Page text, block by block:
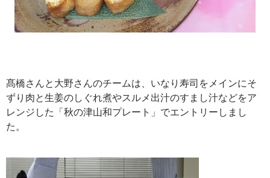
髙橋さんと大野さんのチームは、いなり寿司をメインにそ
ずり肉と生姜のしぐれ煮やスルメ出汁のすまし汁などをア
レンジした「秋の津山和プレート」でエントリーしまし
た。